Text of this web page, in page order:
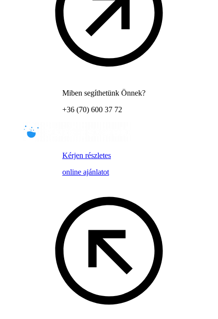
Miben segíthetünk Önnek?
+36 (70) 600 37 72
Kérjen részletes
online ajánlatot